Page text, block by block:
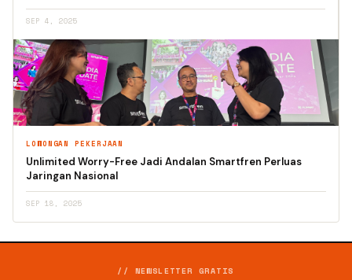
SEP 4, 2025
LOWONGAN PEKERJAAN
Unlimited Worry-Free Jadi Andalan Smartfren Perluas
Jaringan Nasional
SEP 18, 2025
// NEWSLETTER GRATIS